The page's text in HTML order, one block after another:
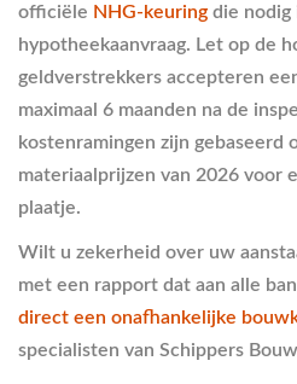
officiële NHG-keuring die nodig
hypotheekaanvraag. Let op de
geldverstrekkers accepteren
maximaal 6 maanden na de
kostenramingen zijn gebaseerd
materiaalprijzen van 2026 voor
plaatje.
Wilt u zekerheid over uw
met een rapport dat aan alle
direct een onafhankelijke
specialisten van Schippers